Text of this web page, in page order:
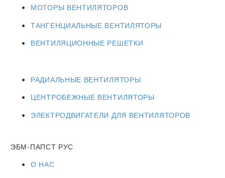
МОТОРЫ ВЕНТИЛЯТОРОВ
ТАНГЕНЦИАЛЬНЫЕ ВЕНТИЛЯТОРЫ
ВЕНТИЛЯЦИОННЫЕ РЕШЕТКИ
РАДИАЛЬНЫЕ ВЕНТИЛЯТОРЫ
ЦЕНТРОБЕЖНЫЕ ВЕНТИЛЯТОРЫ
ЭЛЕКТРОДВИГАТЕЛИ ДЛЯ ВЕНТИЛЯТОРОВ
ЭБМ-ПАПСТ РУС
О НАС